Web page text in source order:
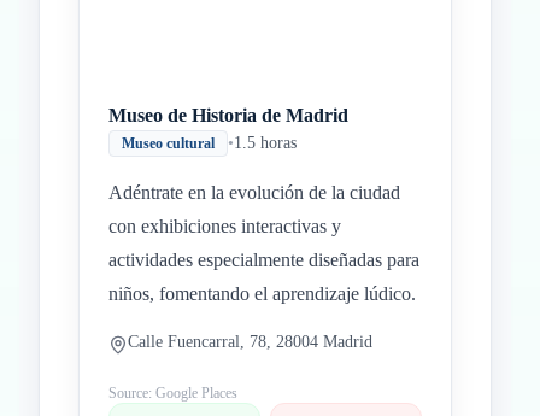
Museo de Historia de Madrid
Museo cultural •1.5 horas
Adéntrate en la evolución de la ciudad
con exhibiciones interactivas y
actividades especialmente diseñadas para
niños, fomentando el aprendizaje lúdico.
Calle Fuencarral, 78, 28004 Madrid
Source: Google Places